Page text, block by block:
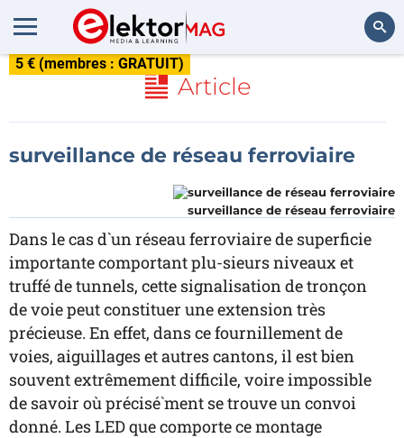
5 € (membres : GRATUIT)
Article
surveillance de réseau ferroviaire
surveillance de réseau ferroviaire
Dans le cas d`un réseau ferroviaire de superficie
importante comportant plu-sieurs niveaux et
truffé de tunnels, cette signalisation de tronçon
de voie peut constituer une extension très
précieuse. En effet, dans ce fournillement de
voies, aiguillages et autres cantons, il est bien
souvent extrêmement difficile, voire impossible
de savoir où précisé`ment se trouve un convoi
donné. Les LED que comporte ce montage